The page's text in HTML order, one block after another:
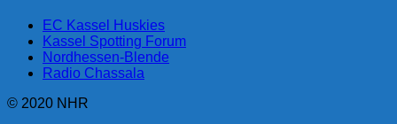
EC Kassel Huskies
Kassel Spotting Forum
Nordhessen-Blende
Radio Chassala
© 2020 NHR